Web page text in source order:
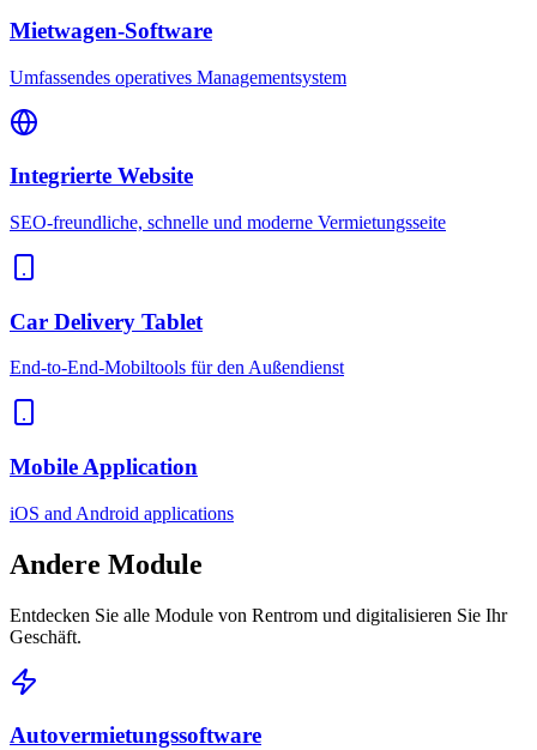
Mietwagen-Software
Umfassendes operatives Managementsystem
Integrierte Website
SEO-freundliche, schnelle und moderne Vermietungsseite
Car Delivery Tablet
End-to-End-Mobiltools für den Außendienst
Mobile Application
iOS and Android applications
Andere Module
Entdecken Sie alle Module von Rentrom und digitalisieren Sie Ihr
Geschäft.
Autovermietungssoftware